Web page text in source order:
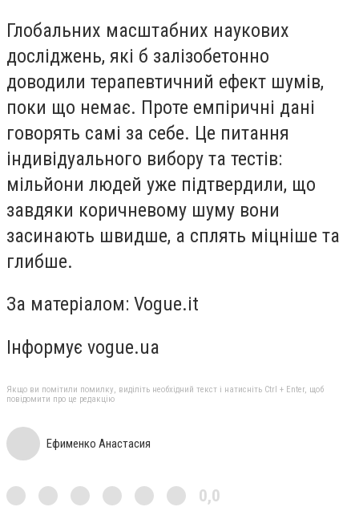
Глобальних масштабних наукових
досліджень, які б залізобетонно
доводили терапевтичний ефект шумів,
поки що немає. Проте емпіричні дані
говорять самі за себе. Це питання
індивідуального вибору та тестів:
мільйони людей уже підтвердили, що
завдяки коричневому шуму вони
засинають швидше, а сплять міцніше та
глибше.
За матеріалом: Vogue.it
Інформує vogue.ua
Якщо ви помітили помилку, виділіть необхідний текст і натисніть Ctrl + Enter, щоб
повідомити про це редакцію
Ефименко Анастасия
0,0